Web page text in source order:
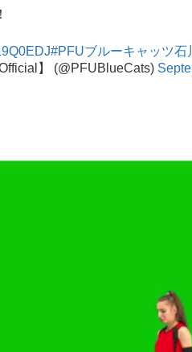
#PFUブルーキャッツ石
】 (@PFUBlueCats)